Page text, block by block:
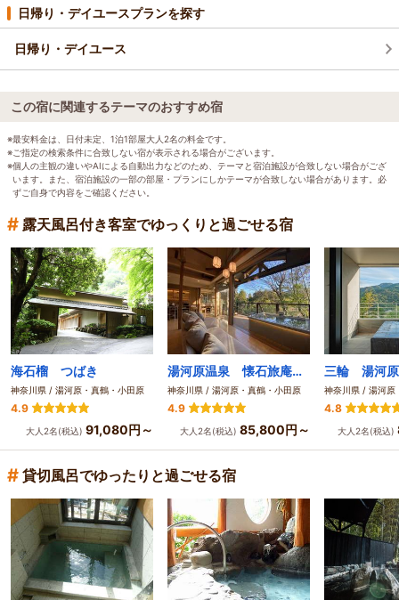
日帰り・デイユースプランを探す
日帰り・デイユース
この宿に関連するテーマのおすすめ宿
※最安料金は、日付未定、1泊1部屋大人2名の料金です。
※ご指定の検索条件に合致しない宿が表示される場合がございます。
※個人の主観の違いやAIによる自動出力などのため、テーマと宿泊施設が合致しない場合がござ
います。また、宿泊施設の一部の部屋・プランにしかテーマが合致しない場合があります。必
ずご自身で内容をご確認ください。
# 露天風呂付き客室でゆっくりと過ごせる宿
海石榴 つばき
神奈川県 / 湯河原・真鶴・小田原
4.9
大人2名(税込) 91,080円～
湯河原温泉 懐石旅庵 阿しか里
神奈川県 / 湯河原・真鶴・小田原
4.9
大人2名(税込) 85,800円～
三輪 湯河原
神奈川県 / 湯河原
4.8
大人2名(税込)
# 貸切風呂でゆったりと過ごせる宿